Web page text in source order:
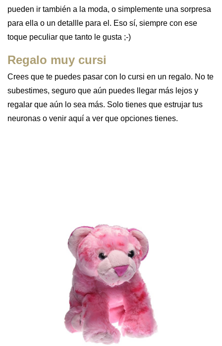
pueden ir también a la moda, o simplemente una sorpresa
para ella o un detallle para el. Eso sí, siempre con ese
toque peculiar que tanto le gusta ;-)
Regalo muy cursi
Crees que te puedes pasar con lo cursi en un regalo. No te
subestimes, seguro que aún puedes llegar más lejos y
regalar que aún lo sea más. Solo tienes que estrujar tus
neuronas o venir aquí a ver que opciones tienes.